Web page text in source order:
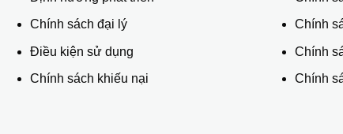
Chính sách đại lý
Điều kiện sử dụng
Chính sách khiếu nại
Chính
Chính
Chính